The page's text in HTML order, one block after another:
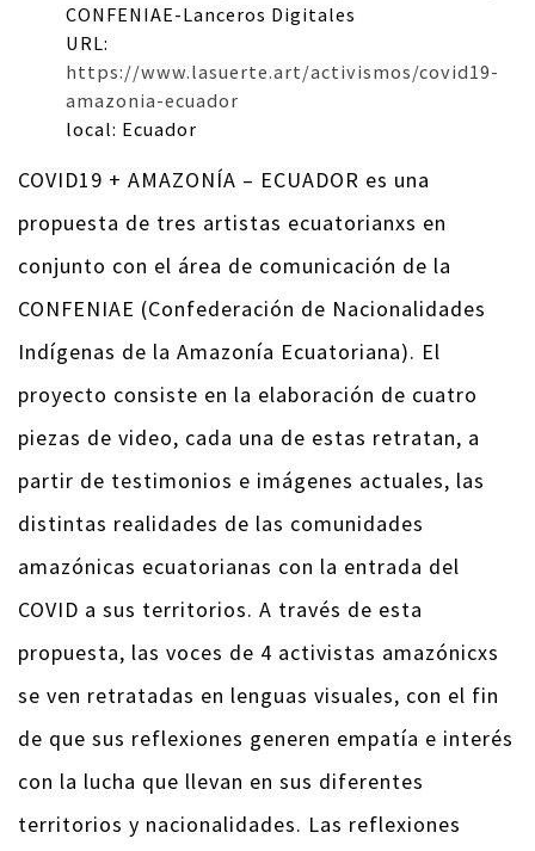
CONFENIAE-Lanceros Digitales
URL:
https://www.lasuerte.art/activismos/covid19-
amazonia-ecuador
local: Ecuador
COVID19 + AMAZONÍA – ECUADOR es una
propuesta de tres artistas ecuatorianxs en
conjunto con el área de comunicación de la
CONFENIAE (Confederación de Nacionalidades
Indígenas de la Amazonía Ecuatoriana). El
proyecto consiste en la elaboración de cuatro
piezas de video, cada una de estas retratan, a
partir de testimonios e imágenes actuales, las
distintas realidades de las comunidades
amazónicas ecuatorianas con la entrada del
COVID a sus territorios. A través de esta
propuesta, las voces de 4 activistas amazónicxs
se ven retratadas en lenguas visuales, con el fin
de que sus reflexiones generen empatía e interés
con la lucha que llevan en sus diferentes
territorios y nacionalidades. Las reflexiones